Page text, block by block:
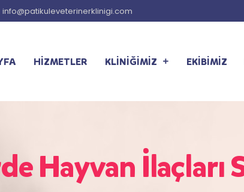
info@patikuleveterinerklinigi.com
HİZMETLER KLİNİĞİMİZ EKİBİMİZ
Hayvan İlaçları